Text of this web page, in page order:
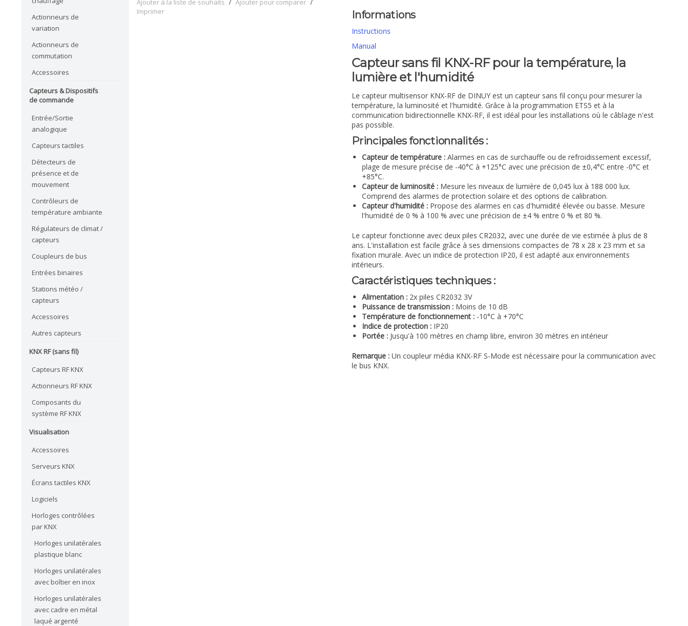
Actionneurs de
variation
Actionneurs de
commutation
Accessoires
Capteurs & Dispositifs
de commande
Entrée/Sortie
analogique
Capteurs tactiles
Détecteurs de
présence et de
mouvement
Contrôleurs de
température ambiante
Régulateurs de climat /
capteurs
Coupleurs de bus
Entrées binaires
Stations météo /
capteurs
Accessoires
Autres capteurs
KNX RF (sans fil)
Capteurs RF KNX
Actionneurs RF KNX
Composants du
système RF KNX
Visualisation
Accessoires
Serveurs KNX
Écrans tactiles KNX
Logiciels
Horloges contrôlées
par KNX
Horloges unilatérales
plastique blanc
Horloges unilatérales
avec boîtier en inox
Horloges unilatérales
avec cadre en métal
laqué argenté
Ajouter à la liste de souhaits / Ajouter pour comparer /
Imprimer
Informations
Instructions
Manual
Capteur sans fil KNX-RF pour la température, la
lumière et l'humidité
Le capteur multisensor KNX-RF de DINUY est un capteur sans fil conçu pour mesurer la
température, la luminosité et l'humidité. Grâce à la programmation ETS5 et à la
communication bidirectionnelle KNX-RF, il est idéal pour les installations où le câblage n'est
pas possible.
Principales fonctionnalités :
Capteur de température : Alarmes en cas de surchauffe ou de refroidissement excessif,
plage de mesure précise de -40°C à +125°C avec une précision de ±0,4°C entre -0°C et
+85°C.
Capteur de luminosité : Mesure les niveaux de lumière de 0,045 lux à 188 000 lux.
Comprend des alarmes de protection solaire et des options de calibration.
Capteur d'humidité : Propose des alarmes en cas d'humidité élevée ou basse. Mesure
l'humidité de 0 % à 100 % avec une précision de ±4 % entre 0 % et 80 %.
Le capteur fonctionne avec deux piles CR2032, avec une durée de vie estimée à plus de 8
ans. L'installation est facile grâce à ses dimensions compactes de 78 x 28 x 23 mm et sa
fixation murale. Avec un indice de protection IP20, il est adapté aux environnements
intérieurs.
Caractéristiques techniques :
Alimentation : 2x piles CR2032 3V
Puissance de transmission : Moins de 10 dB
Température de fonctionnement : -10°C à +70°C
Indice de protection : IP20
Portée : Jusqu'à 100 mètres en champ libre, environ 30 mètres en intérieur
Remarque : Un coupleur média KNX-RF S-Mode est nécessaire pour la communication avec
le bus KNX.